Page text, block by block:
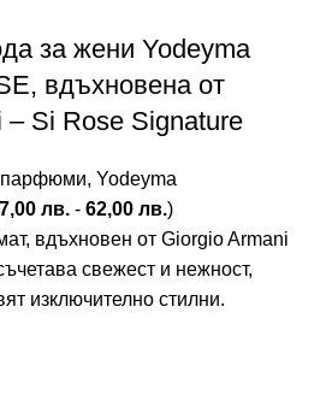
за жени Yodeyma
вдъхновена от
– Si Rose Signature
, Yodeyma
лв. - 62,00 лв.)
вдъхновен от Giorgio Armani
свежест и нежност,
изключително стилни.